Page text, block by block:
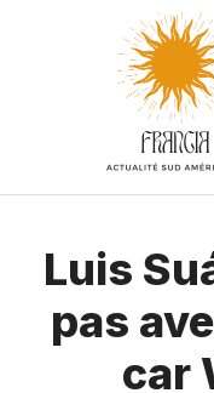
Luis
pas
car